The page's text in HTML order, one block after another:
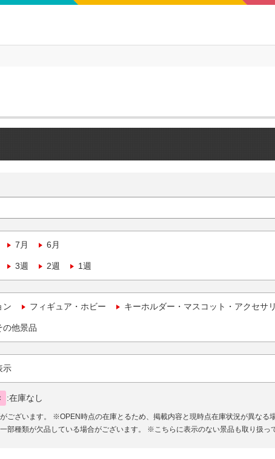
7月 6月
3週 2週 1週
ン フィギュア・ホビー キーホルダー・マスコット・アクセサ
の他景品
示
在庫なし
ございます。
※OPEN時点の在庫とるため、掲載内容と現時点在庫状況が異なる
種類が欠品している場合がございます。
※こちらに表示のない景品も取り扱っ